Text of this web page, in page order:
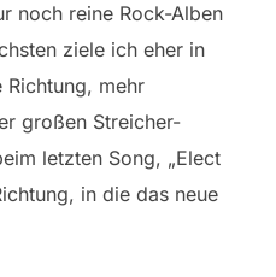
noch reine Rock-Alben
ziele ich eher in
Richtung, mehr
großen Streicher-
letzten Song, „Elect
in die das neue